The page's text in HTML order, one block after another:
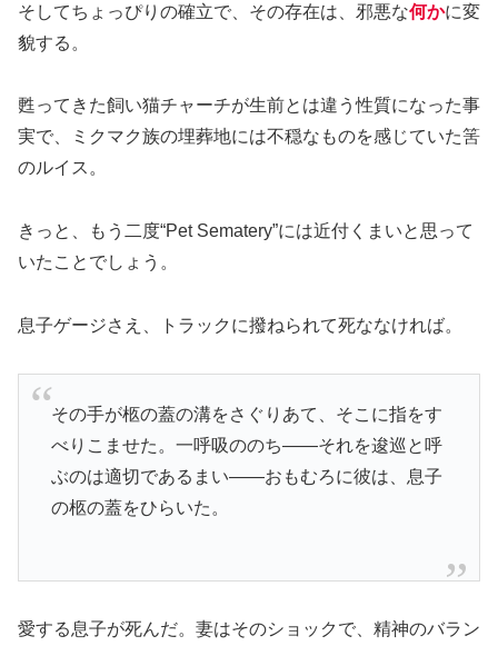
そしてちょっぴりの確立で、その存在は、邪悪な何かに変
貌する。
甦ってきた飼い猫チャーチが生前とは違う性質になった事
実で、ミクマク族の埋葬地には不穏なものを感じていた筈
のルイス。
きっと、もう二度“Pet Sematery”には近付くまいと思って
いたことでしょう。
息子ゲージさえ、トラックに撥ねられて死ななければ。
その手が柩の蓋の溝をさぐりあて、そこに指をす
べりこませた。一呼吸ののち——それを逡巡と呼
ぶのは適切であるまい——おもむろに彼は、息子
の柩の蓋をひらいた。
愛する息子が死んだ。妻はそのショックで、精神のバラン